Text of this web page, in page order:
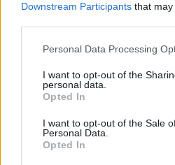
Downstream Participants that
Please note that this website/app
not limited to your visit or usage
grant or deny consent to Google
use your data for below specified
consent section.
Personal Data Processing
I want to opt-out of the
personal data.
Opted In
I want to opt-out of the Sale
Personal Data.
Opted In
A színfalak mögött azonban
jelenlegi gyártói, így
új korszak autóin, ennek
Sébastien Ogier navigátora,
amiatt, hogy lehet, hogy a